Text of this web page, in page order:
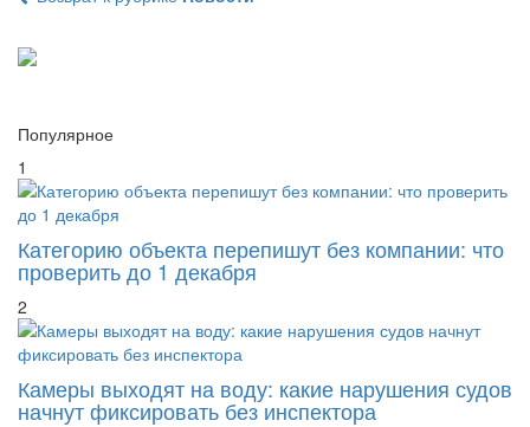
Популярное
1
Категорию объекта перепишут без компании: что
проверить до 1 декабря
2
Камеры выходят на воду: какие нарушения судов
начнут фиксировать без инспектора